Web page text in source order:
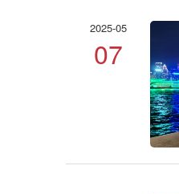
2025-05
07